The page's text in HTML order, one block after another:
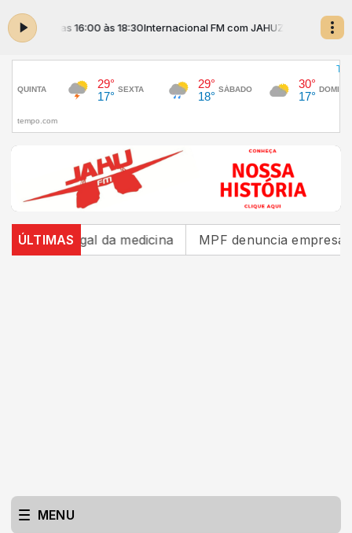
das 16:00 às 18:30Internacional FM com JAHUZINHO das 16:00
ÚLTIMAS
ilegal da medicina MPF denuncia empresas donas
MENU